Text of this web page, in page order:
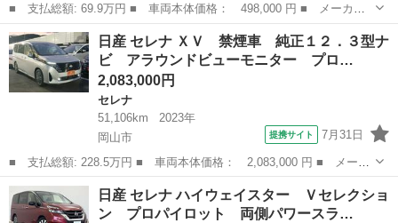
■ 支払総額: 69.9万円 ■ 車両本体価格： 498,000 円 ■ メーカー
名： 日産 ■ 車種名： セレナ ■ グレード名： Ｘ 禁煙車 純
正９インチナビ フルセグ 全周囲カメラ 後席モニター カーテン
エアバック ...
岡山 岡山市 セレナ
日産 セレナ ＸＶ 禁煙車 純正１２．３型ナ
ビ アラウンドビューモニター プロ…
2,083,000円
セレナ
51,106km
2023年
岡山市
提携サイト 7月31日
■ 支払総額: 228.5万円 ■ 車両本体価格： 2,083,000 円 ■ メーカ
ー名： 日産 ■ 車種名： セレナ ■ グレード名： ＸＶ 禁煙
車 純正１２．３型ナビ アラウンドビューモニター プロパイロッ
ト 両側電...
岡山 岡山市 セレナ
日産 セレナ ハイウェイスター Ｖセレクショ
ン プロパイロット 両側パワースラ…